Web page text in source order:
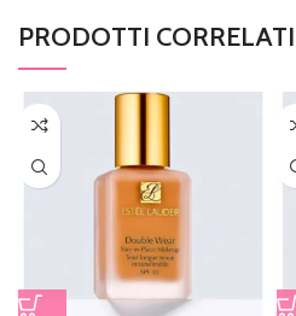
PRODOTTI CORRELATI